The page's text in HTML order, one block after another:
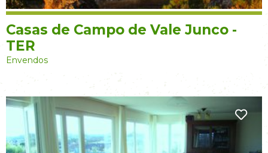
Casas de Campo de Vale Junco -
TER
Envendos